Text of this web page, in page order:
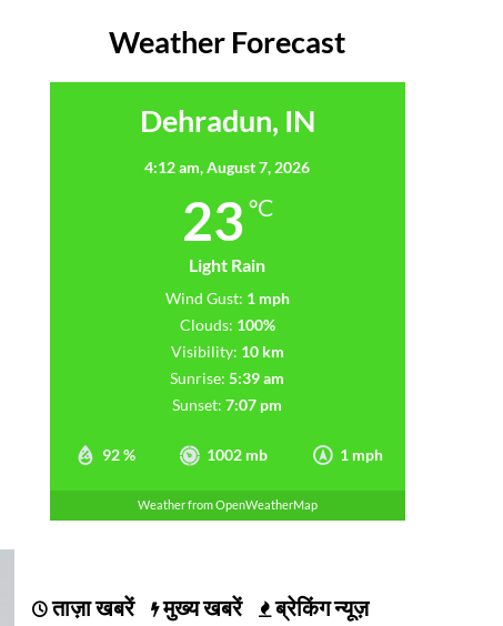
Weather Forecast
Dehradun, IN
4:12 am,August 7, 2026
23 °C
Light Rain
92 % 1002 mb 1 mph
Wind Gust: 1 mph
Clouds: 100%
Visibility: 10 km
Sunrise: 5:39 am
Sunset: 7:07 pm
Weather from OpenWeatherMap
ताज़ा खबरें मुख्य खबरें ब्रेकिंग न्यूज़